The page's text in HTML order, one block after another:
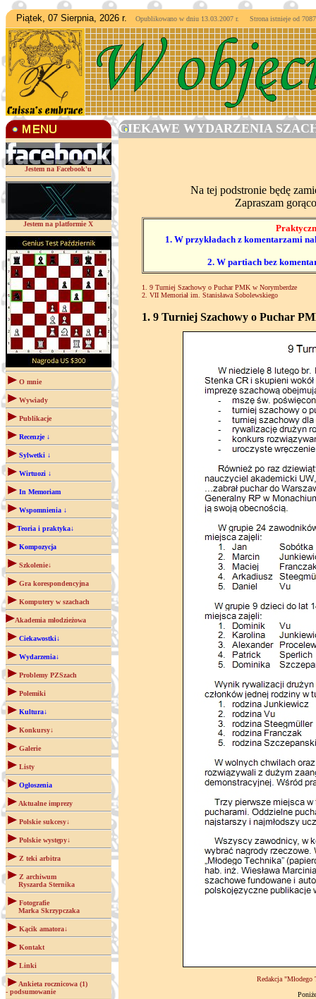
Piątek, 07 Sierpnia, 2026 r. Opublikowano w dniu 13.03.2007 r. Strona istnieje od
Jestem na Facebook'u
Jestem na platformie X
O mnie
Wywiady
Publikacje
Recenzje ↓
Sylwetki ↓
Wirtuozi ↓
In Memoriam
Wspomnienia ↓
Teoria i praktyka↓
Kompozycja
Szkolenie↓
Gra korespondencyjna
Komputery w szachach
Akademia młodzieżowa
Ciekawostki↓
Wydarzenia↓
Problemy PZSzach
Polemiki
Kultura↓
Konkursy↓
Galerie
Listy
Ogłoszenia
Aktualne imprezy
Polskie sukcesy↓
Polskie występy↓
Z teki arbitra
Z archiwum
Ryszarda Sternika
Fotografie
Marka Skrzypczaka
Kącik amatora↓
Kontakt
Linki
Ankieta rocznicowa (1)
- podsumowanie
CIEKAWE WYDARZENIA
Na tej podstronie będę
Zapraszam
1. W przykładach z komentarzami
2. W partiach bez
1. 9 Turniej Szachowy o Puchar PMK w Norymberdze
2. VII Memoriał im. Stanisława Sobolewskiego
1. 9 Turniej Szachowy o Puchar
Redakcja "Młodego